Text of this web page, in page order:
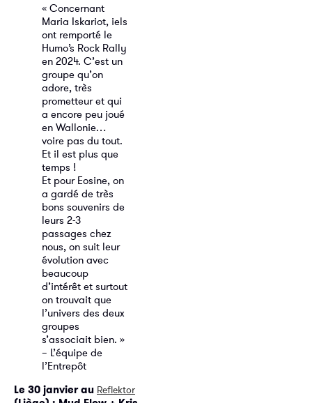
« Concernant
Maria Iskariot, iels
ont remporté le
Humo’s Rock Rally
en 2024. C’est un
groupe qu’on
adore, très
prometteur et qui
a encore peu joué
en Wallonie…
voire pas du tout.
Et il est plus que
temps !
Et pour Eosine, on
a gardé de très
bons souvenirs de
leurs 2-3
passages chez
nous, on suit leur
évolution avec
beaucoup
d’intérêt et surtout
on trouvait que
l’univers des deux
groupes
s’associait bien. »
– L’équipe de
l’Entrepôt
Le 30 janvier au Reflektor